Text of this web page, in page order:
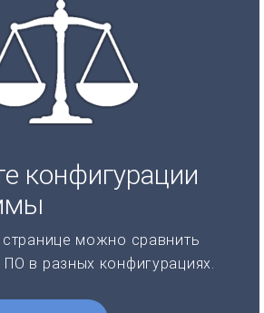
конфигурации
странице можно сравнить
в разных конфигурациях.